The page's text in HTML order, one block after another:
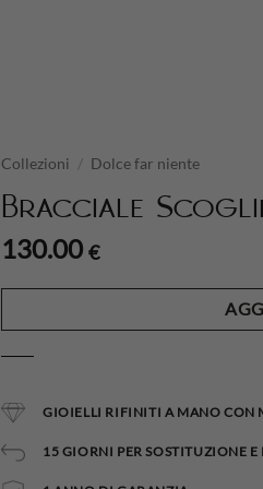
Collezioni / Dolce far niente
Bracciale
130.00 €
GIOIELLI RIFINITI A MANO CON
15 GIORNI PER SOSTITUZIONE E